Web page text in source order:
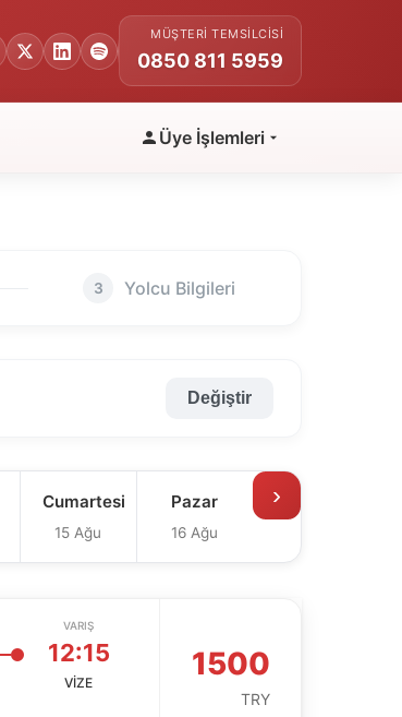
MÜŞTERI TEMSILCISI
0850 811 5959
Üye İşlemleri
3 Yolcu Bilgileri
Değiştir
Cumartesi
15 Ağu
Pazar
16 Ağu
›
VARIŞ
12:15
VİZE
1500
TRY